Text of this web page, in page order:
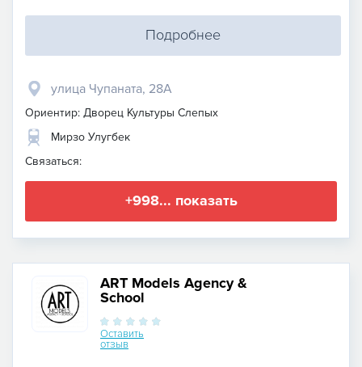
Подробнее
улица Чупаната, 28А
Ориентир: Дворец Культуры Слепых
Мирзо Улугбек
Связаться:
+998... показать
ART Models Agency &
School
Оставить
отзыв